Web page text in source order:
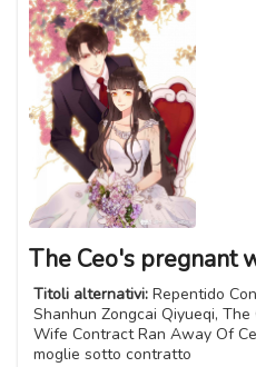
The Ceo's pregnant
Titoli alternativi: Repentido
Shanhun Zongcai Qiyueqi,
Wife Contract Ran Away Of
moglie sotto contratto